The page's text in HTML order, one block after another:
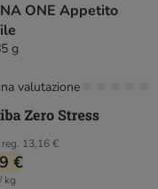
ONE Appetito
g
13,16 €
€
kg
valutazione